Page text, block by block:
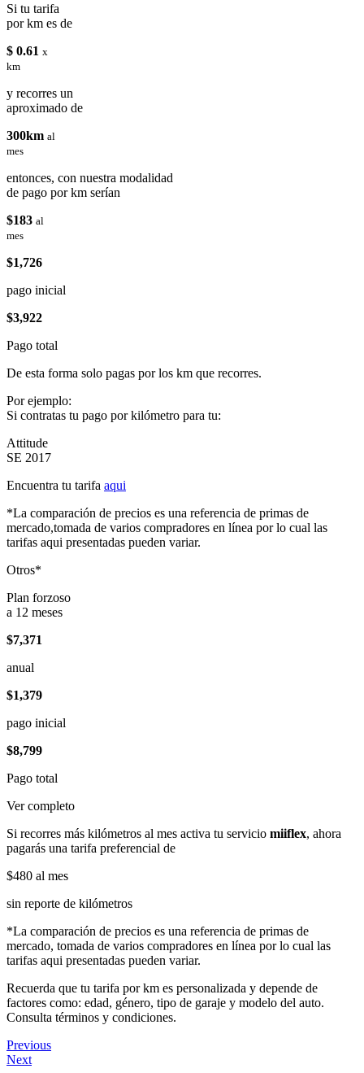
Si tu tarifa
por km es de
$ 0.61 x
km
y recorres un
aproximado de
300km al
mes
entonces, con nuestra modalidad
de pago por km serían
$183 al
mes
$1,726
pago inicial
$3,922
Pago total
De esta forma solo pagas por los km que recorres.
Por ejemplo:
Si contratas tu pago por kilómetro para tu:
Attitude
SE 2017
Encuentra tu tarifa aqui
*La comparación de precios es una referencia de primas de
mercado,tomada de varios compradores en línea por lo cual las
tarifas aqui presentadas pueden variar.
Otros*
Plan forzoso
a 12 meses
$7,371
anual
$1,379
pago inicial
$8,799
Pago total
Ver completo
Si recorres más kilómetros al mes activa tu servicio miiflex, ahora
pagarás una tarifa preferencial de
$480 al mes
sin reporte de kilómetros
*La comparación de precios es una referencia de primas de
mercado, tomada de varios compradores en línea por lo cual las
tarifas aqui presentadas pueden variar.
Recuerda que tu tarifa por km es personalizada y depende de
factores como: edad, género, tipo de garaje y modelo del auto.
Consulta términos y condiciones.
Previous
Next